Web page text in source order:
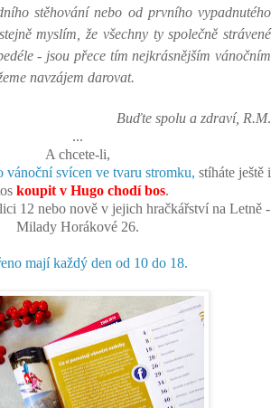
stěhování nebo od prvního vypadnutého
myslím, že všechny ty společně strávené
- jsou přece tím nejkrásnějším vánočním
navzájem darovat.
Buďte spolu a zdraví, R.M.
...
A chcete-li,
vánoční svícen ve tvaru stromku, stíháte ještě i
koupit v Hugo chodí bos.
12 nebo nově v jejich hračkářství na Letně -
Milady Horákové 26.
mají každý den od 10 do 18.